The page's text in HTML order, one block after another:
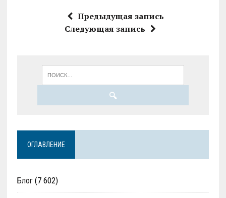
Предыдущая запись
Следующая запись
ОГЛАВЛЕНИЕ
Блог(7 602)